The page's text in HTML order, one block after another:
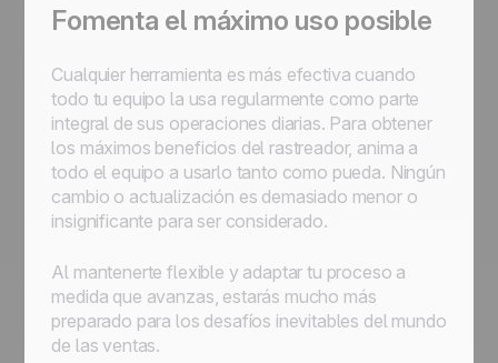
Fomenta el máximo uso posible
Cualquier herramienta es más efectiva cuando
todo tu equipo la usa regularmente como parte
integral de sus operaciones diarias. Para obtener
los máximos beneficios del rastreador, anima a
todo el equipo a usarlo tanto como pueda. Ningún
cambio o actualización es demasiado menor o
insignificante para ser considerado.
Al mantenerte flexible y adaptar tu proceso a
medida que avanzas, estarás mucho más
preparado para los desafíos inevitables del mundo
de las ventas.